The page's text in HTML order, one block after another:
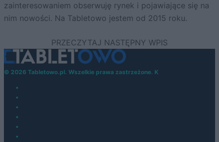
zainteresowaniem obserwuję rynek i pojawiające się na
nim nowości. Na Tabletowo jestem od 2015 roku.
© 2026 Tabletowo.pl. Wszelkie prawa zastrzeżone. K